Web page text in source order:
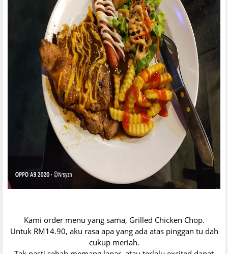
Kami order menu yang sama, Grilled Chicken Chop.
Untuk RM14.90, aku rasa apa yang ada atas pinggan tu dah
cukup meriah.